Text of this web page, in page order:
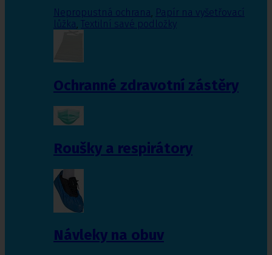
Nepropustná ochrana, Papír na vyšetřovací
lůžka, Textilní savé podložky
Ochranné zdravotní zástěry
Roušky a respirátory
Návleky na obuv